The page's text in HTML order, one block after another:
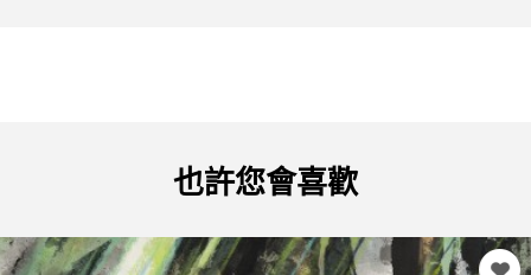
也許您會喜歡